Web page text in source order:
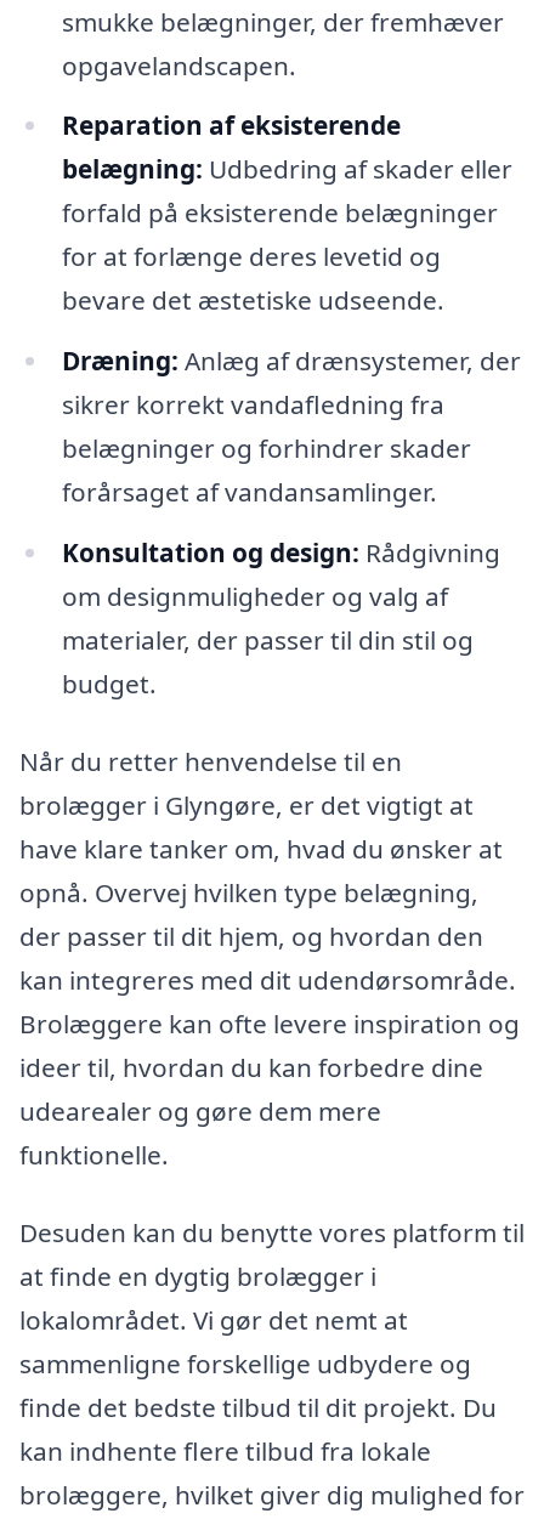
smukke belægninger, der fremhæver
opgavelandscapen.
Reparation af eksisterende
belægning: Udbedring af skader eller
forfald på eksisterende belægninger
for at forlænge deres levetid og
bevare det æstetiske udseende.
Dræning: Anlæg af drænsystemer, der
sikrer korrekt vandafledning fra
belægninger og forhindrer skader
forårsaget af vandansamlinger.
Konsultation og design: Rådgivning
om designmuligheder og valg af
materialer, der passer til din stil og
budget.
Når du retter henvendelse til en
brolægger i Glyngøre, er det vigtigt at
have klare tanker om, hvad du ønsker at
opnå. Overvej hvilken type belægning,
der passer til dit hjem, og hvordan den
kan integreres med dit udendørsområde.
Brolæggere kan ofte levere inspiration og
ideer til, hvordan du kan forbedre dine
udearealer og gøre dem mere
funktionelle.
Desuden kan du benytte vores platform til
at finde en dygtig brolægger i
lokalområdet. Vi gør det nemt at
sammenligne forskellige udbydere og
finde det bedste tilbud til dit projekt. Du
kan indhente flere tilbud fra lokale
brolæggere, hvilket giver dig mulighed for